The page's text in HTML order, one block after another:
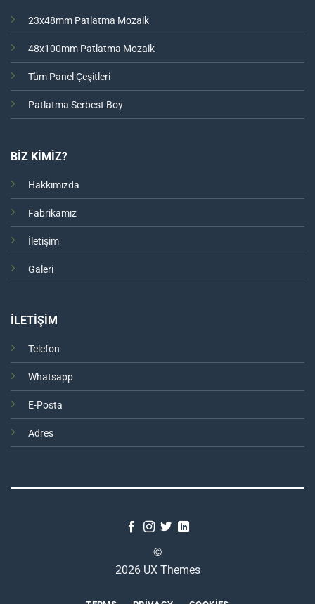
23x48mm Patlatma Mozaik
48x100mm Patlatma Mozaik
Tüm Panel Çeşitleri
Patlatma Serbest Boy
BİZ KİMİZ?
Hakkımızda
Fabrikamız
İletişim
Galeri
İLETİŞİM
Telefon
Whatsapp
E-Posta
Adres
©
2026 UX Themes